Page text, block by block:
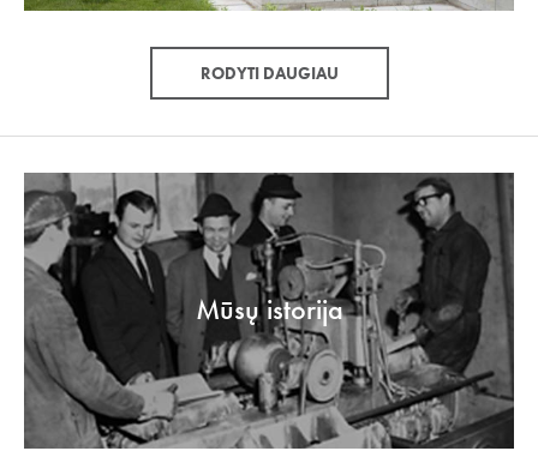
RODYTI DAUGIAU
Mūsų istorija